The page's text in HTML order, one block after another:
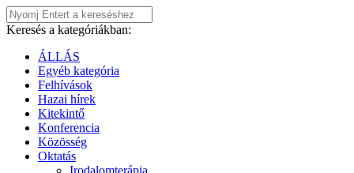
Keresés a kategóriákban:
ÁLLÁS
Egyéb kategória
Felhívások
Hazai hírek
Kitekintő
Konferencia
Közösség
Oktatás
Irodalomterápia